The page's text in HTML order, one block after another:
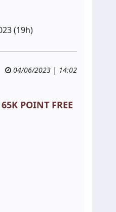
(19h)
04/06/2023 | 14:02
POINT FREE